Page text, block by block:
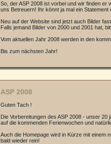
So, der ASP 2008 ist vorbei und wir finden er
uns Betreuern! Ihr könnt ja mal ein
Neu auf der Website sind jetzt auch Bilder
Falls jemand Bilder von 2000 und 2001 hat,
Vom aktuellen Jahr 2008 werden in den
Bis zum nächsten Jahr!
ASP 2008
Guten Tach !
Die Vorbereitungen des ASP 2008 - unser
auf die kommenden Ferienwochen und
Auch die Homepage wird in Kürze mit einem
bald wieder rein!